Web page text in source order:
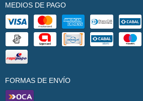
MEDIOS DE PAGO
FORMAS DE ENVÍO